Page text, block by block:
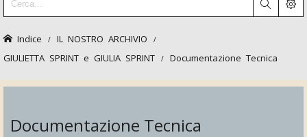
Indice IL NOSTRO ARCHIVIO
GIULIETTA SPRINT e GIULIA SPRINT Documentazione Tecnica
Documentazione Tecnica